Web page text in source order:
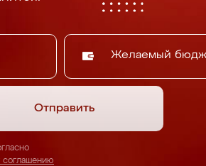
Желаемый
Отправить
соглашению